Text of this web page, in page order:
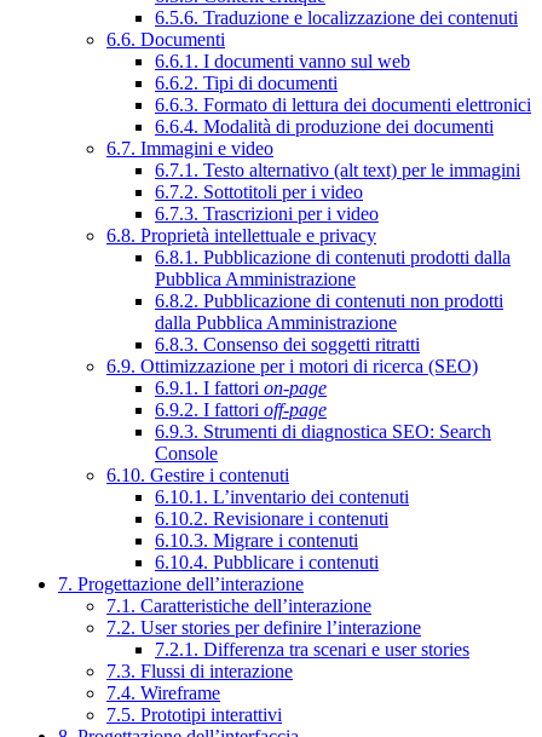
6.5.6. Traduzione e localizzazione dei contenuti
6.6. Documenti
6.6.1. I documenti vanno sul web
6.6.2. Tipi di documenti
6.6.3. Formato di lettura dei documenti elettronici
6.6.4. Modalità di produzione dei documenti
6.7. Immagini e video
6.7.1. Testo alternativo (alt text) per le immagini
6.7.2. Sottotitoli per i video
6.7.3. Trascrizioni per i video
6.8. Proprietà intellettuale e privacy
6.8.1. Pubblicazione di contenuti prodotti dalla
Pubblica Amministrazione
6.8.2. Pubblicazione di contenuti non prodotti
dalla Pubblica Amministrazione
6.8.3. Consenso dei soggetti ritratti
6.9. Ottimizzazione per i motori di ricerca (SEO)
6.9.1. I fattori on-page
6.9.2. I fattori off-page
6.9.3. Strumenti di diagnostica SEO: Search
Console
6.10. Gestire i contenuti
6.10.1. L’inventario dei contenuti
6.10.2. Revisionare i contenuti
6.10.3. Migrare i contenuti
6.10.4. Pubblicare i contenuti
7. Progettazione dell’interazione
7.1. Caratteristiche dell’interazione
7.2. User stories per definire l’interazione
7.2.1. Differenza tra scenari e user stories
7.3. Flussi di interazione
7.4. Wireframe
7.5. Prototipi interattivi